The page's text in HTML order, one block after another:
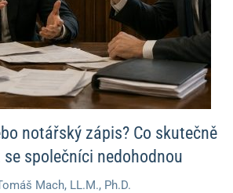
notářský zápis? Co skutečně
společníci nedohodnou
Mach, LL.M., Ph.D.